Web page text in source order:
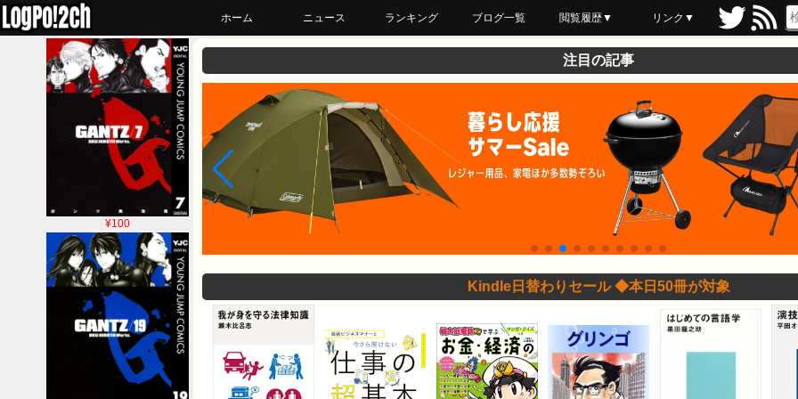
ホーム ニュース ランキング ブログ一覧 閲覧履歴▼
最近読んだ
あとで読む
ブックマーク
リンク▼
¥100
注目の記事
Kindle日替わりセール ◆本日50冊が対象